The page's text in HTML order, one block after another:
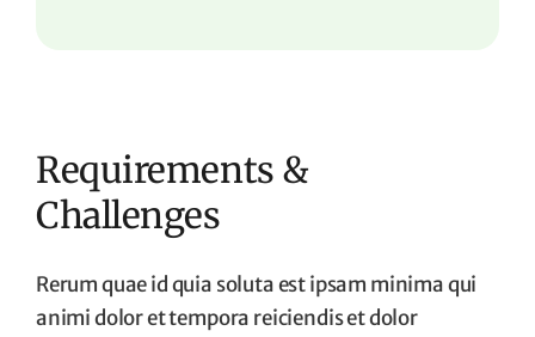
Requirements &
Challenges
Rerum quae id quia soluta est ipsam minima qui
animi dolor et tempora reiciendis et dolor